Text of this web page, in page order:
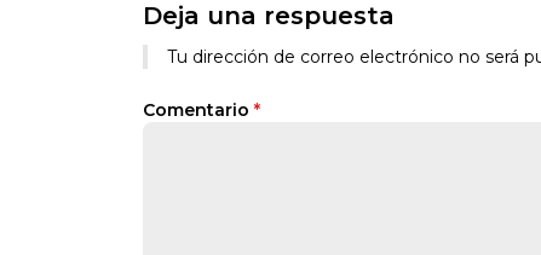
Deja una respuesta
Tu dirección de correo electrónico no será
Comentario *